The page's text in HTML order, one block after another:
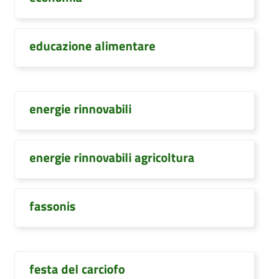
educazione alimentare
energie rinnovabili
energie rinnovabili agricoltura
fassonis
festa del carciofo